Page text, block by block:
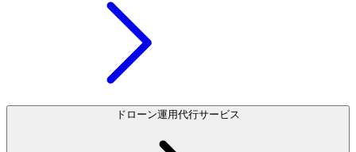
ドローン運用代行サービス